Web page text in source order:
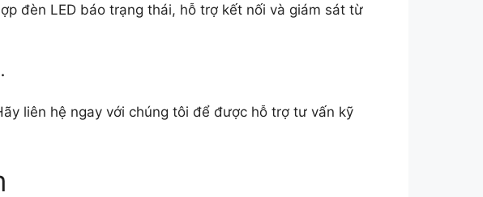
đèn LED báo trạng thái, hỗ trợ kết nối và giám sát từ
liên hệ ngay với chúng tôi để được hỗ trợ tư vấn kỹ